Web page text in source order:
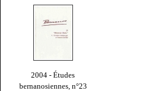
2004 - Études
bernanosiennes, n°23